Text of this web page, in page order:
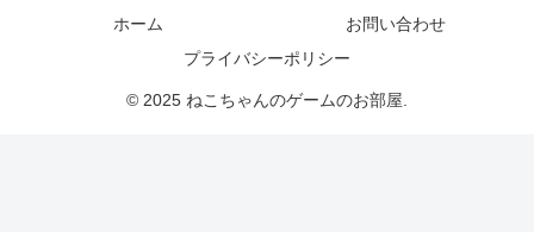
ホーム
お問い合わせ
プライバシーポリシー
© 2025 ねこちゃんのゲームのお部屋.